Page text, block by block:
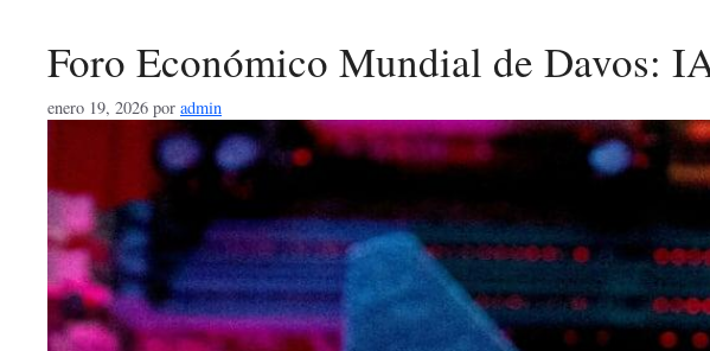
Foro Económico Mundial de Davos:
enero 19, 2026 por admin